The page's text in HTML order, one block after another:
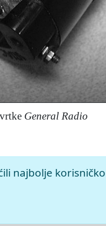
General Radio
Krleža, 2026.
najbolje